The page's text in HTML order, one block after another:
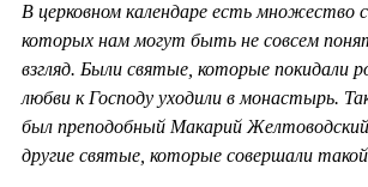
В церковном календаре есть множество
которых нам могут быть не совсем
взгляд. Были святые, которые покидали
любви к Господу уходили в монастырь.
был преподобный Макарий
другие святые, которые совершали